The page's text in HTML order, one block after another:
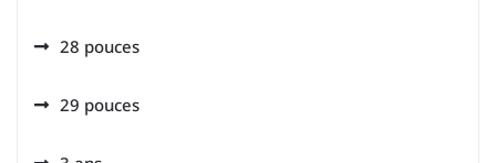
28 pouces
29 pouces